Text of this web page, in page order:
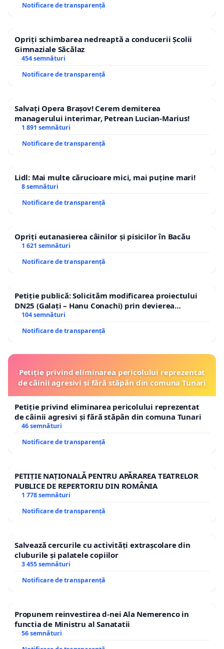
Notificare de transparență
Opriți schimbarea nedreaptă a conducerii Școlii
Gimnaziale Săcălaz
454 semnături
Notificare de transparență
Salvați Opera Brașov! Cerem demiterea
managerului interimar, Petrean Lucian-Marius!
1 891 semnături
Notificare de transparență
Lidl: Mai multe cărucioare mici, mai puține mari!
8 semnături
Notificare de transparență
Opriți eutanasierea câinilor și pisicilor în Bacău
1 621 semnături
Notificare de transparență
Petiție publică: Solicităm modificarea proiectului
DN25 (Galați – Hanu Conachi) prin devierea
traseului în afara localităților!
104 semnături
Notificare de transparență
Petiție privind eliminarea pericolului reprezentat
de câinii agresivi și fără stăpân din comuna Tunari
Petiție privind eliminarea pericolului reprezentat
de câinii agresivi și fără stăpân din comuna Tunari
46 semnături
Notificare de transparență
PETIȚIE NAȚIONALĂ PENTRU APĂRAREA TEATRELOR
PUBLICE DE REPERTORIU DIN ROMÂNIA
1 778 semnături
Notificare de transparență
Salvează cercurile cu activități extrașcolare din
cluburile și palatele copiilor
3 455 semnături
Notificare de transparență
Propunem reinvestirea d-nei Ala Nemerenco in
functia de Ministru al Sanatatii
56 semnături